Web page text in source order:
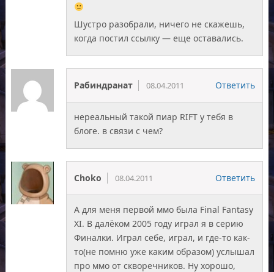
Шустро разобрали, ничего не скажешь,
когда постил ссылку — еще оставались.
Рабиндранат 08.04.2011 Ответить
нереальный такой пиар RIFT у тебя в
блоге. в связи с чем?
Choko 08.04.2011 Ответить
А для меня первой ммо была Final Fantasy
XI. В далёком 2005 году играл я в серию
Финалки. Играл себе, играл, и где-то как-
то(не помню уже каким образом) услышал
про ммо от скворечников. Ну хорошо,